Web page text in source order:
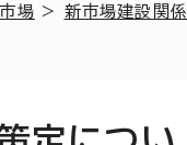
場 > 新市場建設関係